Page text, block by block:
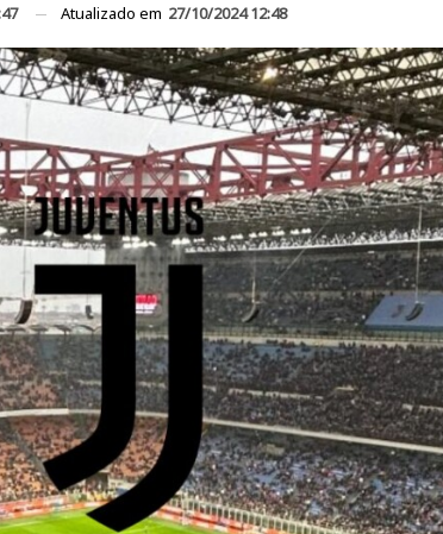
Atualizado em 27/10/2024 12:48